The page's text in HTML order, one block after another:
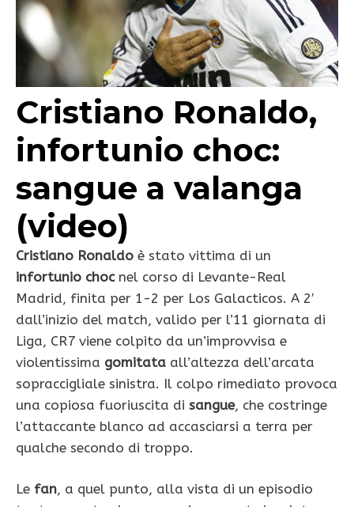
Cristiano Ronaldo,
infortunio choc:
sangue a valanga
(video)
Cristiano Ronaldo è stato vittima di un
infortunio chocnel corso di Levante-Real
Madrid, finita per 1-2 per Los Galacticos. A 2′
dall’inizio del match, valido per l’11 giornata di
Liga, CR7 viene colpito da un’improvvisa e
violentissima gomitata all’altezza dell’arcata
sopraccigliale sinistra. Il colpo rimediato provoca
una copiosa fuoriuscita di sangue, che costringe
l’attaccante blanco ad accasciarsi a terra per
qualche secondo di troppo.
Le fan, a quel punto, alla vista di un episodio